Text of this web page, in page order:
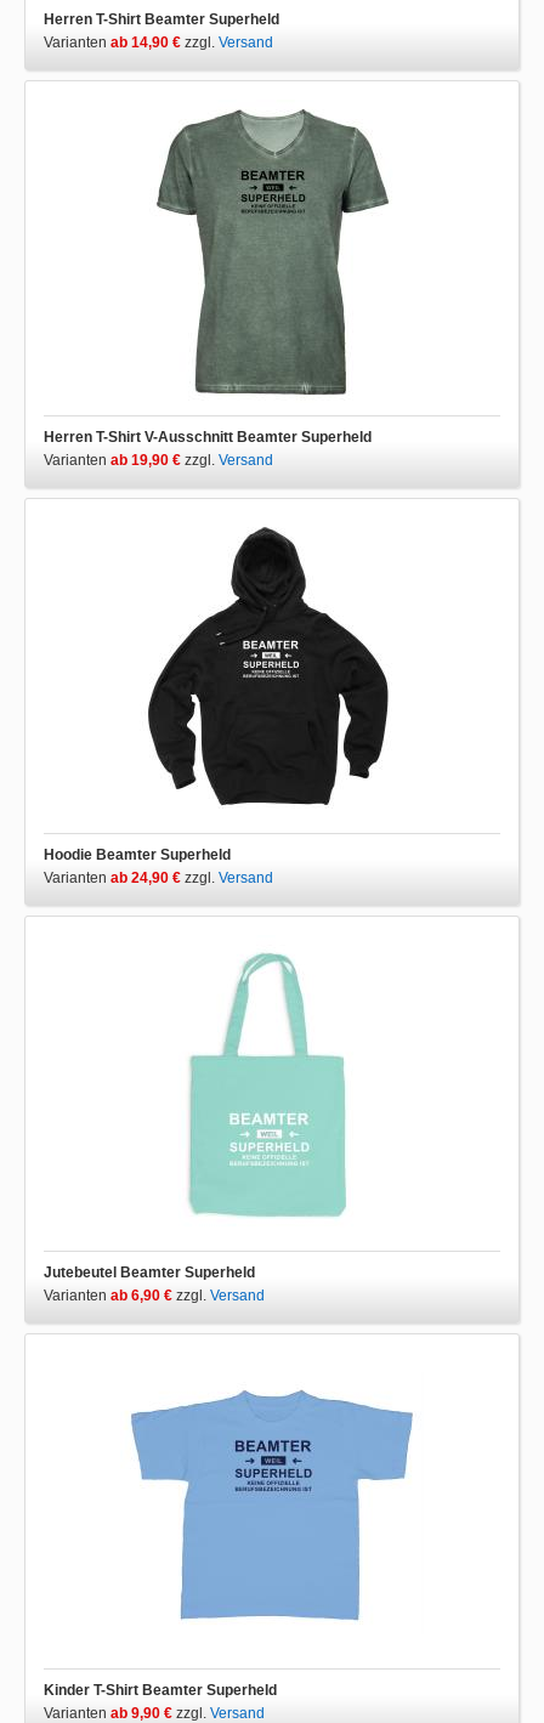
Herren T-Shirt Beamter Superheld
Varianten ab 14,90 € zzgl. Versand
Herren T-Shirt V-Ausschnitt Beamter Superheld
Varianten ab 19,90 € zzgl. Versand
Hoodie Beamter Superheld
Varianten ab 24,90 € zzgl. Versand
Jutebeutel Beamter Superheld
Varianten ab 6,90 € zzgl. Versand
Kinder T-Shirt Beamter Superheld
Varianten ab 9,90 € zzgl. Versand